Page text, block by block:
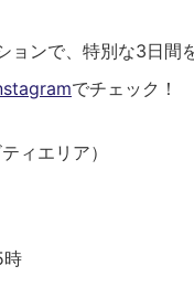
ョンで、特別な3日間
でチェック！
ィエリア）
時